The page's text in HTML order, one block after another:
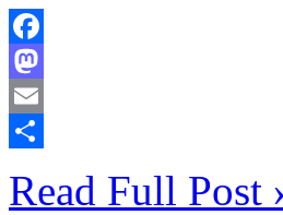
Facebook
Mastodon
Email
Read Full Post